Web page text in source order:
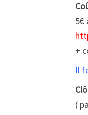
5€
+
Il
(